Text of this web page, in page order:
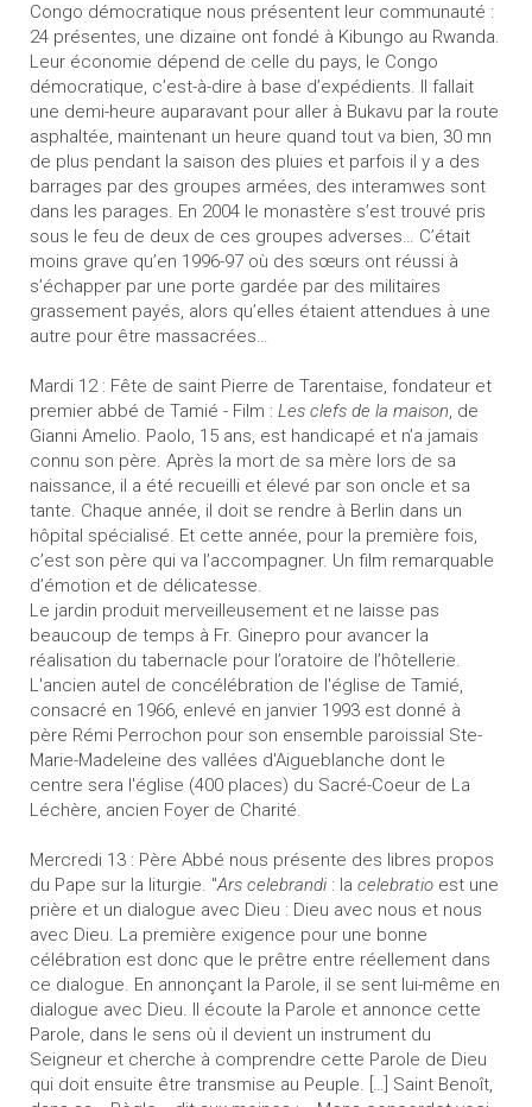
Congo démocratique nous présentent leur communauté :
24 présentes, une dizaine ont fondé à Kibungo au Rwanda.
Leur économie dépend de celle du pays, le Congo
démocratique, c’est-à-dire à base d’expédients. Il fallait
une demi-heure auparavant pour aller à Bukavu par la route
asphaltée, maintenant un heure quand tout va bien, 30 mn
de plus pendant la saison des pluies et parfois il y a des
barrages par des groupes armées, des interamwes sont
dans les parages. En 2004 le monastère s’est trouvé pris
sous le feu de deux de ces groupes adverses… C’était
moins grave qu’en 1996-97 où des sœurs ont réussi à
s’échapper par une porte gardée par des militaires
grassement payés, alors qu’elles étaient attendues à une
autre pour être massacrées…
Mardi 12 : Fête de saint Pierre de Tarentaise, fondateur et
premier abbé de Tamié - Film : Les clefs de la maison, de
Gianni Amelio. Paolo, 15 ans, est handicapé et n’a jamais
connu son père. Après la mort de sa mère lors de sa
naissance, il a été recueilli et élevé par son oncle et sa
tante. Chaque année, il doit se rendre à Berlin dans un
hôpital spécialisé. Et cette année, pour la première fois,
c’est son père qui va l’accompagner. Un film remarquable
d’émotion et de délicatesse.
Le jardin produit merveilleusement et ne laisse pas
beaucoup de temps à Fr. Ginepro pour avancer la
réalisation du tabernacle pour l’oratoire de l’hôtellerie.
L'ancien autel de concélébration de l'église de Tamié,
consacré en 1966, enlevé en janvier 1993 est donné à
père Rémi Perrochon pour son ensemble paroissial Ste-
Marie-Madeleine des vallées d'Aigueblanche dont le
centre sera l'église (400 places) du Sacré-Coeur de La
Léchère, ancien Foyer de Charité.
Mercredi 13 : Père Abbé nous présente des libres propos
du Pape sur la liturgie. "Ars celebrandi : la celebratio est une
prière et un dialogue avec Dieu : Dieu avec nous et nous
avec Dieu. La première exigence pour une bonne
célébration est donc que le prêtre entre réellement dans
ce dialogue. En annonçant la Parole, il se sent lui-même en
dialogue avec Dieu. Il écoute la Parole et annonce cette
Parole, dans le sens où il devient un instrument du
Seigneur et cherche à comprendre cette Parole de Dieu
qui doit ensuite être transmise au Peuple. […] Saint Benoît,